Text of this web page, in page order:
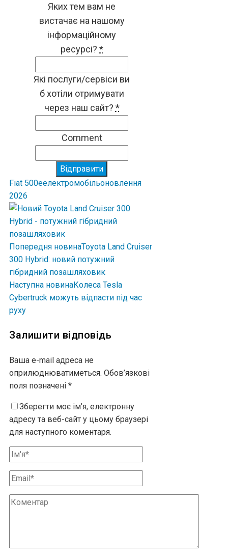
Яких тем вам не
вистачає на нашому
інформаційному
ресурсі? *
Які послуги/сервіси ви
б хотіли отримувати
через наш сайт? *
Comment
Відправити
Fiat 500eелектромобільоновлення
2026
Попередня новинаToyota Land Cruiser
300 Hybrid: новий потужний
гібридний позашляховик
Наступна новинаКолеса Tesla
Cybertruck можуть відпасти під час
руху
Залишити відповідь
Ваша e-mail адреса не
оприлюднюватиметься. Обов’язкові
поля позначені *
Зберегти моє ім’я, електронну
адресу та веб-сайт у цьому браузері
для наступного коментаря.